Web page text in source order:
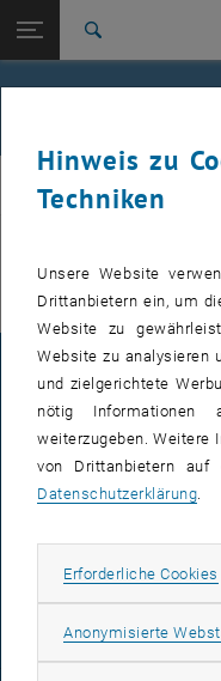
TU Login
Studium
Zur 1. Menü Ebene
E354-01 Forschungsbereich
Zurück zur letzten Ebene:
E354-01
Literature
thz
Hinweis zu
Techniken
Unsere Website
Drittanbietern ein, um
Website zu
Website zu analysieren
und zielgerichtete
nötig Informationen
weiterzugeben. Weitere
von Drittanbietern
Datenschutzerklärung.
Erforderliche Cookies
Anonymisierte